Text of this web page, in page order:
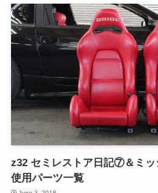
z32 セミレストア日記⑦＆ミッ
使用パーツ一覧